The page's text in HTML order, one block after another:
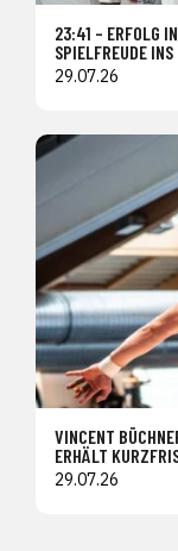
23:41 – ERFOLG
SPIELFREUDE
29.07.26
VINCENT
ERHÄLT
29.07.26